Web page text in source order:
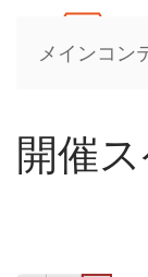
メインコン
開催